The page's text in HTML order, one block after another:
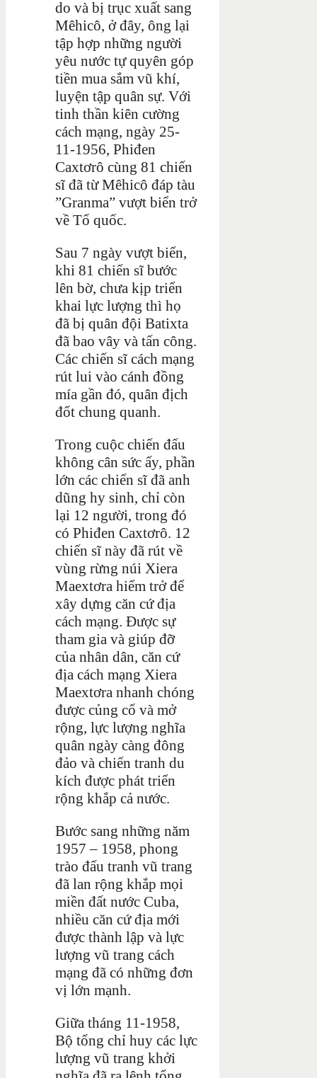
do và bị trục xuất sang
Mêhicô, ở đây, ông lại
tập hợp những người
yêu nước tự quyên góp
tiền mua sắm vũ khí,
luyện tập quân sự. Với
tinh thần kiên cường
cách mạng, ngày 25-
11-1956, Phiđen
Caxtơrô cùng 81 chiến
sĩ đã từ Mêhicô đáp tàu
”Granma” vượt biển trở
về Tổ quốc.
Sau 7 ngày vượt biển,
khi 81 chiến sĩ bước
lên bờ, chưa kịp triển
khai lực lượng thì họ
đã bị quân đội Batixta
đã bao vây và tấn công.
Các chiến sĩ cách mạng
rút lui vào cánh đồng
mía gần đó, quân địch
đốt chung quanh.
Trong cuộc chiến đấu
không cân sức ấy, phần
lớn các chiến sĩ đã anh
dũng hy sinh, chỉ còn
lại 12 người, trong đó
có Phiđen Caxtơrô. 12
chiến sĩ này đã rút về
vùng rừng núi Xiera
Maextơra hiểm trở để
xây dựng căn cứ địa
cách mạng. Được sự
tham gia và giúp đỡ
của nhân dân, căn cứ
địa cách mạng Xiera
Maextơra nhanh chóng
được củng cố và mở
rộng, lực lượng nghĩa
quân ngày càng đông
đảo và chiến tranh du
kích được phát triển
rộng khắp cả nước.
Bước sang những năm
1957 – 1958, phong
trào đấu tranh vũ trang
đã lan rộng khắp mọi
miền đất nước Cuba,
nhiều căn cứ địa mới
được thành lập và lực
lượng vũ trang cách
mạng đã có những đơn
vị lớn mạnh.
Giữa tháng 11-1958,
Bộ tổng chỉ huy các lực
lượng vũ trang khởi